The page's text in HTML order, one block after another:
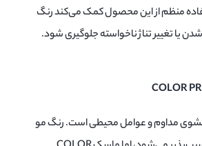
منظم از این محصول کمک می‌کند رنگ
یا تغییر تناژ ناخواسته جلوگیری شود.
مداوم و عوامل محیطی است. رنگ مو